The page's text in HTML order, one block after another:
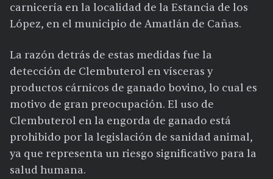
carnicería en la localidad de la Estancia de los
López, en el municipio de Amatlán de Cañas.
La razón detrás de estas medidas fue la
detección de Clembuterol en vísceras y
productos cárnicos de ganado bovino, lo cual es
motivo de gran preocupación. El uso de
Clembuterol en la engorda de ganado está
prohibido por la legislación de sanidad animal,
ya que representa un riesgo significativo para la
salud humana.